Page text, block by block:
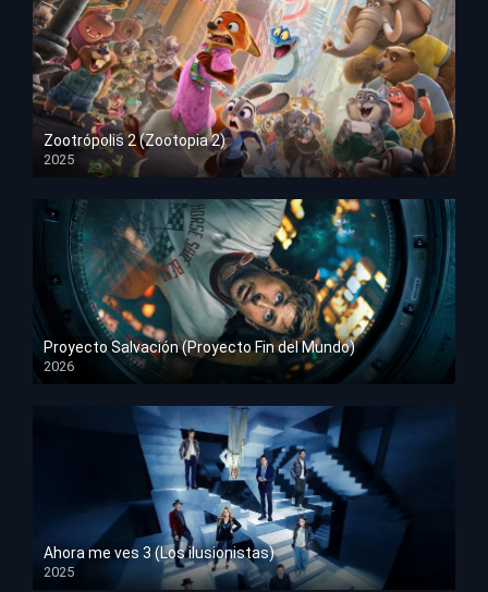
Zootrópolis 2 (Zootopia 2)
2025
HD 1080p
Proyecto Salvación (Proyecto Fin del Mundo)
2026
HD 1080p
Ahora me ves 3 (Los ilusionistas)
2025
HD 1080p